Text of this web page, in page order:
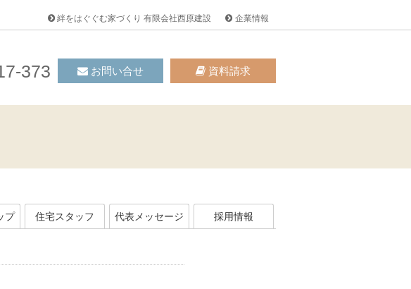
企業情報
絆をはぐぐむ家づくり 有限会社西原建設
373 お問い合せ 資料請求
プ 住宅スタッフ 代表メッセージ 採用情報